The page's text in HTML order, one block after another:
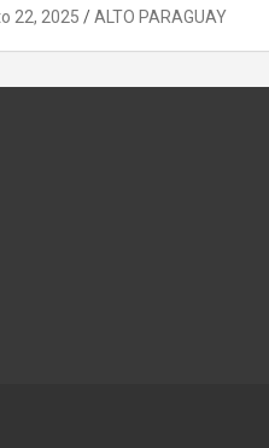
22, 2025 ALTO PARAGUAY